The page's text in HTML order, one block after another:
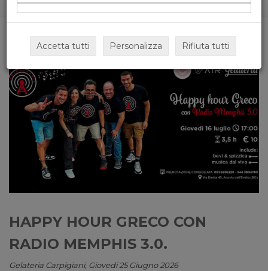
Home News&events
HAPPY HOUR GRECO CON
RADIO MEMPHIS 3.0.
Gelateria Carpigiani, Giovedi 25 Giugno 2026
Accetta tutti Personalizza Rifiuta tutti